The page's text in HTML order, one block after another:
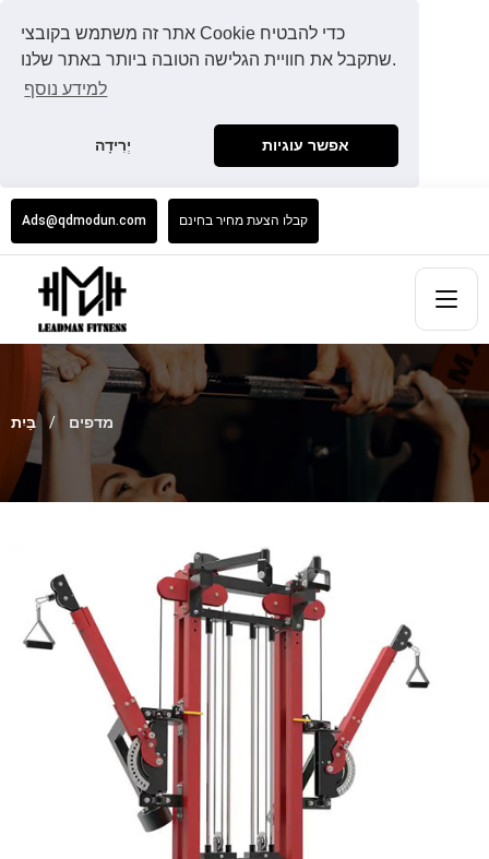
אתר זה משתמש בקובצי Cookie כדי להבטיח
שתקבל את חוויית הגלישה הטובה ביותר באתר שלנו.
למידע נוסף
יְרִידָה אפשר עוגיות
Ads@qdmodun.com קבלו הצעת מחיר בחינם
בַּיִת מדפים